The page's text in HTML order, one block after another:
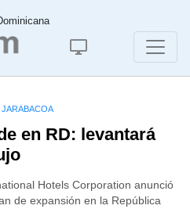
en RD: levantará
Hotels Corporation anunció
de expansión en la República